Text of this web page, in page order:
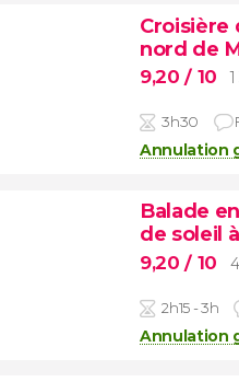
Croisière
nord de
9,20/ 10
3h30
Annulation
Balade
de soleil
9,20/ 10
2h15 - 3h
Annulation